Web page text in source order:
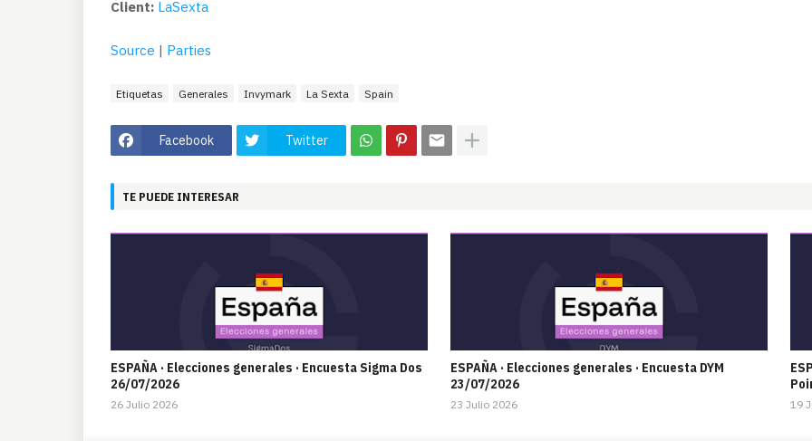
Client: LaSexta
Source | Parties
Etiquetas Generales Invymark La Sexta Spain
Facebook Twitter
TE PUEDE INTERESAR
ESPAÑA · Elecciones generales · Encuesta Sigma Dos
26/07/2026
26 Julio 2026
ESPAÑA · Elecciones generales · Encuesta DYM
23/07/2026
23 Julio 2026 19